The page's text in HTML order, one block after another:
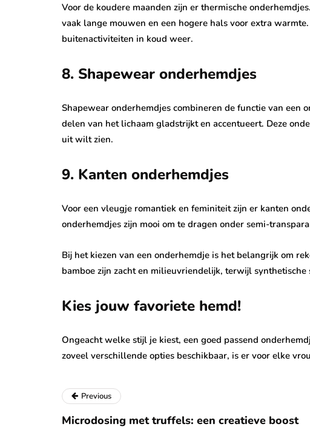
Voor de koudere maanden zijn er thermische
vaak lange mouwen en een hogere hals voor extra
buitenactiviteiten in koud weer.
8. Shapewear onderhemdjes
Shapewear onderhemdjes combineren de functie van een
delen van het lichaam gladstrijkt en accentueert. Deze
uit wilt zien.
9. Kanten onderhemdjes
Voor een vleugje romantiek en feminiteit zijn er kanten
onderhemdjes zijn mooi om te dragen onder semi-
Bij het kiezen van een onderhemdje is het belangrijk om
bamboe zijn zacht en milieuvriendelijk, terwijl
Kies jouw favoriete hemd!
Ongeacht welke stijl je kiest, een goed passend
zoveel verschillende opties beschikbaar, is er voor elke
Previous
Microdosing met truffels: een creatieve boost